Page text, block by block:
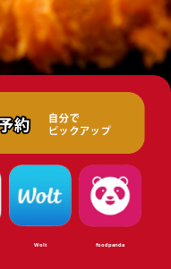
Wolt foodpanda